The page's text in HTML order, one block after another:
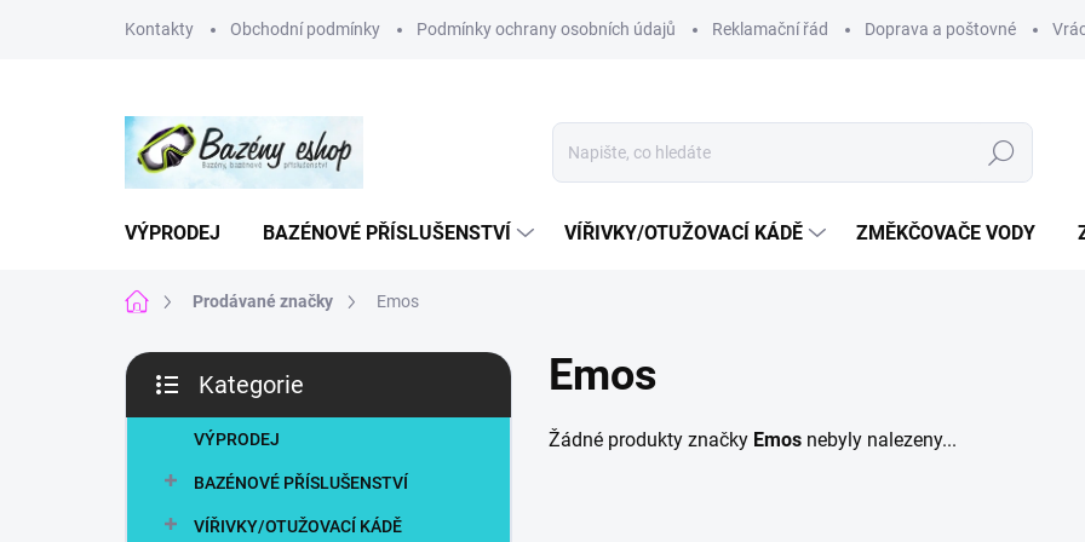
Kontakty Obchodní podmínky Podmínky ochrany osobních údajů Reklamační řád Doprava a poštovné
Hledat
VÝPRODEJ BAZÉNOVÉ PŘÍSLUŠENSTVÍ VÍŘIVKY/OTUŽOVACÍ KÁDĚ ZMĚKČOVAČE VODY
Domů Prodávané značky Emos
P
s
kategorie
Kategorie
VÝPRODEJ
BAZÉNOVÉ PŘÍSLUŠENSTVÍ
VÍŘIVKY/OTUŽOVACÍ KÁDĚ
Emos
Žádné produkty značky Emos nebyly nalezeny...